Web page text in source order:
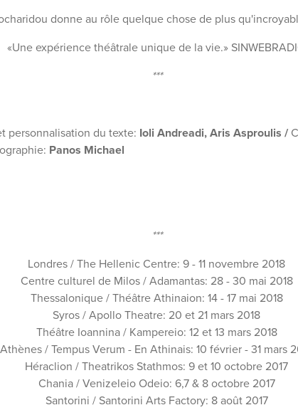
donne au rôle quelque chose de plus
«Une expérience théâtrale unique de la vie.»
***
personnalisation du texte: Ioli Andreadi, Aris Asproulis /
Panos Michael
***
Londres / The Hellenic Centre: 9 - 11 novembre 2018
Centre culturel de Milos / Adamantas: 28 - 30 mai 2018
Thessalonique / Théâtre Athinaion: 14 - 17 mai 2018
Syros / Apollo Theatre: 20 et 21 mars 2018
Théâtre Ioannina / Kampereio: 12 et 13 mars 2018
Athènes / Tempus Verum - En Athinais: 10 février - 31 mars
Héraclion / Theatrikos Stathmos: 9 et 10 octobre 2017
Chania / Venizeleio Odeio: 6,7 & 8 octobre 2017
Santorini / Santorini Arts Factory: 8 août 2017